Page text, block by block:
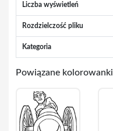
Liczba wyświetleń
Rozdzielczość pliku
Kategoria
Powiązane kolorowanki